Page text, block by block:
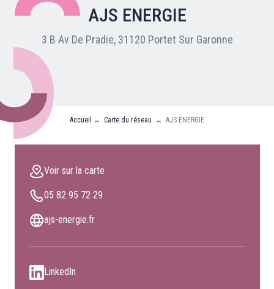
Nos adhérents
Carte du réseau
Nos partenaires
Clients professionnels
AJS ENERGIE
3 B Av De Pradie, 31120 Portet Sur Garonne
Accueil Carte du réseau AJS ENERGIE
Voir sur la carte
05 82 95 72 29
ajs-energie.fr
LinkedIn